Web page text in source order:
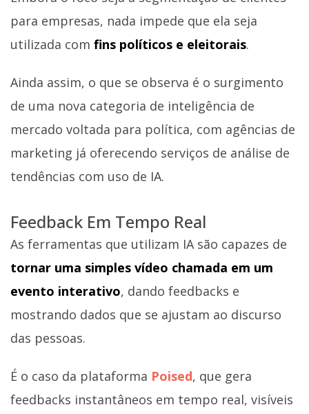
para empresas, nada impede que ela seja
utilizada com fins políticos e eleitorais.
Ainda assim, o que se observa é o surgimento
de uma nova categoria de inteligência de
mercado voltada para política, com agências de
marketing já oferecendo serviços de análise de
tendências com uso de IA.
Feedback Em Tempo Real
As ferramentas que utilizam IA são capazes de
tornar uma simples vídeo chamada em um
evento interativo, dando feedbacks e
mostrando dados que se ajustam ao discurso
das pessoas.
É o caso da plataforma Poised, que gera
feedbacks instantâneos em tempo real, visíveis